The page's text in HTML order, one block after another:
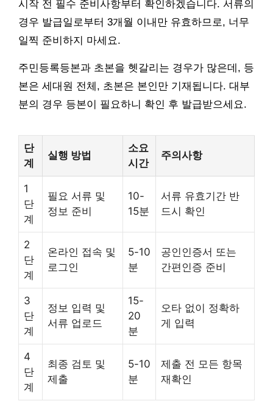
시작 전 필수 준비사항부터 확인하겠습니다. 서류의
경우 발급일로부터 3개월 이내만 유효하므로, 너무
일찍 준비하지 마세요.
주민등록등본과 초본을 헷갈리는 경우가 많은데, 등
본은 세대원 전체, 초본은 본인만 기재됩니다. 대부
분의 경우 등본이 필요하니 확인 후 발급받으세요.
단
계
실행 방법
소요
시간
주의사항
1
단
계
필요 서류 및
정보 준비
10-
15분
서류 유효기간 반
드시 확인
2
단
계
온라인 접속 및
로그인
5-10
분
공인인증서 또는
간편인증 준비
3
단
계
정보 입력 및
서류 업로드
15-
20
분
오타 없이 정확하
게 입력
4
단
계
최종 검토 및
제출
5-10
분
제출 전 모든 항목
재확인